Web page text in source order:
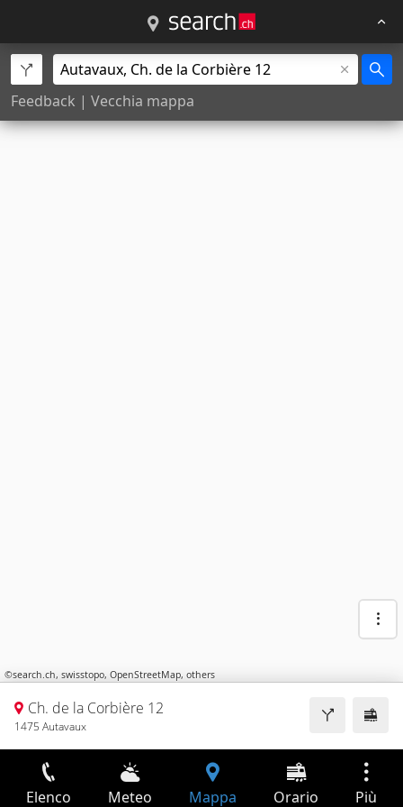
Feedback | Vecchia mappa
©search.ch, swisstopo, OpenStreetMap, others
Ch. de la Corbière 12
1475 Autavaux
Elenco Meteo Mappa Orario Più